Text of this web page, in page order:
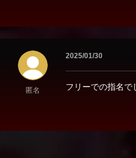
匿名
2025/01/30
フリーでの指名で